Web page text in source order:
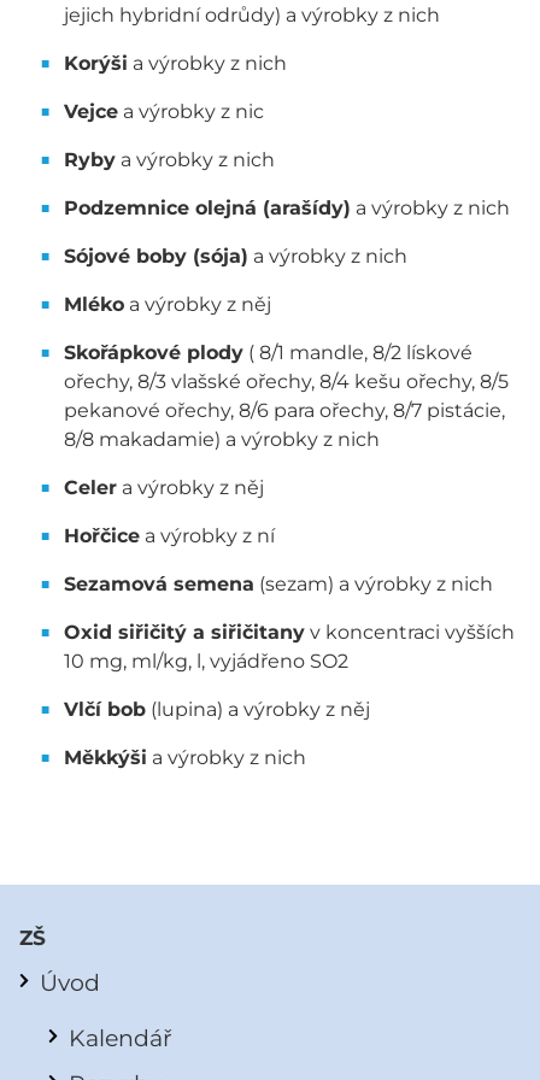
jejich hybridní odrůdy) a výrobky z nich
Korýši a výrobky z nich
Vejcea výrobky z nic
Rybya výrobky z nich
Podzemnice olejná (arašídy) a výrobky z nich
Sójové boby (sója) a výrobky z nich
Mlékoa výrobky z něj
Skořápkové plody( 8/1 mandle, 8/2 lískové
ořechy, 8/3 vlašské ořechy, 8/4 kešu ořechy, 8/5
pekanové ořechy, 8/6 para ořechy, 8/7 pistácie,
8/8 makadamie) a výrobky z nich
Celera výrobky z něj
Hořčicea výrobky z ní
Sezamová semena (sezam) a výrobky z nich
Oxid siřičitý a siřičitanyv koncentraci vyšších
10 mg, ml/kg, l, vyjádřeno SO2
Vlčí bob(lupina) a výrobky z něj
Měkkýši a výrobky z nich
ZŠ
Úvod
Kalendář